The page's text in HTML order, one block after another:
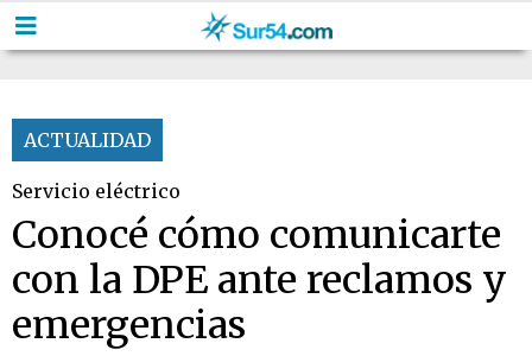
ACTUALIDAD
Servicio eléctrico
Conocé cómo comunicarte
con la DPE ante reclamos y
emergencias